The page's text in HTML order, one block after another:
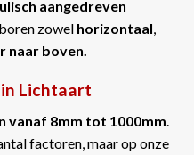
aangedreven
zowel horizontaal
naar boven.
Lichtaart
vanaf 8mm tot 1000mm.
factoren, maar op onze